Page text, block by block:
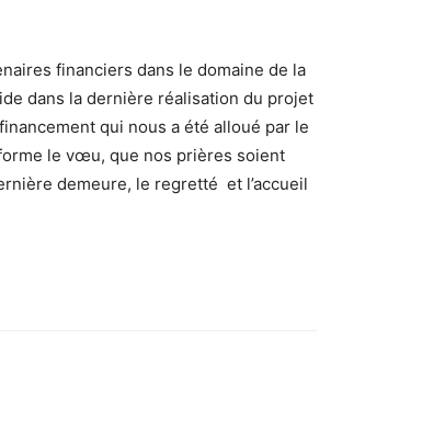
financiers dans le domaine de la
dans la dernière réalisation du projet
qui nous a été alloué par le
le vœu, que nos prières soient
demeure, le regretté et l’accueil